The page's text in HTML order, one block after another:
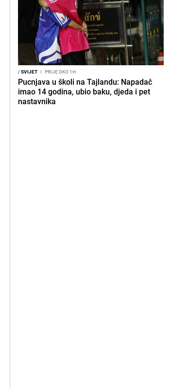
/SVIJET I PRIJE OKO 1H
Pucnjava u školi na Tajlandu: Napadač
imao 14 godina, ubio baku, djeda i pet
nastavnika